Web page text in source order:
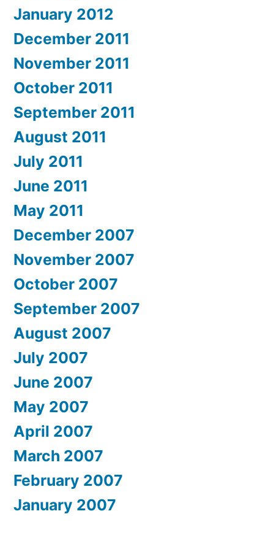
January 2012
December 2011
November 2011
October 2011
September 2011
August 2011
July 2011
June 2011
May 2011
December 2007
November 2007
October 2007
September 2007
August 2007
July 2007
June 2007
May 2007
April 2007
March 2007
February 2007
January 2007